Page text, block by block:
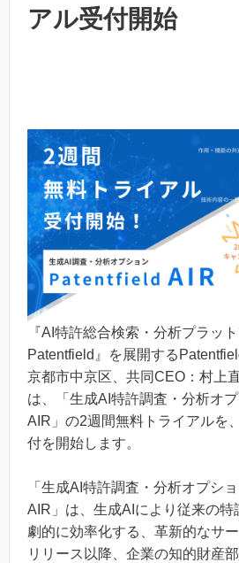
アル受付開始
『AI特許総合検索・分析プラッ
Patentfield』を展開する
京都市中京区、共同CEO：村上
は、「生成AI特許調査・分析オ
AIR」の2週間無料トライアルを
付を開始します。
「生成AI特許調査・分析オプシ
AIR」は、生成AIにより従来の特
劇的に効率化する、革新的なサ
リリース以降、企業の知的財産